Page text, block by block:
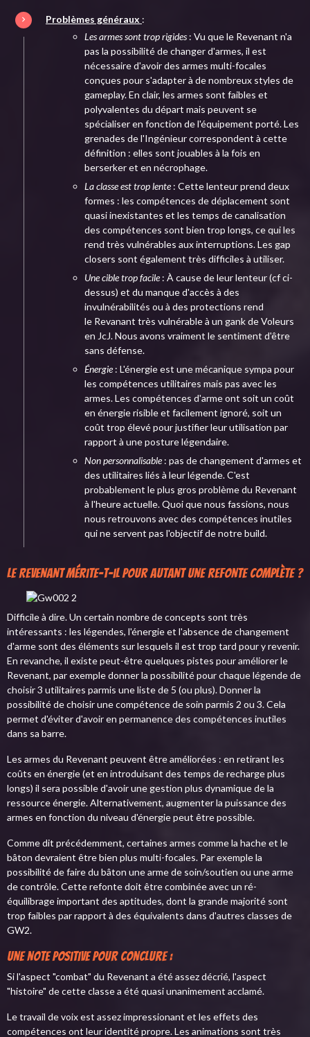
Problèmes généraux :
Les armes sont trop rigides : Vu que le Revenant n'a
pas la possibilité de changer d'armes, il est
nécessaire d'avoir des armes multi-focales
conçues pour s'adapter à de nombreux styles de
gameplay. En clair, les armes sont faibles et
polyvalentes du départ mais peuvent se
spécialiser en fonction de l'équipement porté. Les
grenades de l'Ingénieur correspondent à cette
définition : elles sont jouables à la fois en
berserker et en nécrophage.
La classe est trop lente: Cette lenteur prend deux
formes : les compétences de déplacement sont
quasi inexistantes et les temps de canalisation
des compétences sont bien trop longs, ce qui les
rend très vulnérables aux interruptions. Les gap
closers sont également très difficiles à utiliser.
Une cible trop facile: À cause de leur lenteur (cf ci-
dessus) et du manque d'accès à des
invulnérabilités ou à des protections rend
le Revanant très vulnérable à un gank de Voleurs
en JcJ. Nous avons vraiment le sentiment d'être
sans défense.
Énergie: L'énergie est une mécanique sympa pour
les compétences utilitaires mais pas avec les
armes. Les compétences d'arme ont soit un coût
en énergie risible et facilement ignoré, soit un
coût trop élevé pour justifier leur utilisation par
rapport à une posture légendaire.
Non personnalisable: pas de changement d'armes et
des utilitaires liés à leur légende. C'est
probablement le plus gros problème du Revenant
à l'heure actuelle. Quoi que nous fassions, nous
nous retrouvons avec des compétences inutiles
qui ne servent pas l'objectif de notre build.
Le Revenant mérite-t-il pour autant une refonte complète ?
Difficile à dire. Un certain nombre de concepts sont très
intéressants : les légendes, l'énergie et l'absence de changement
d'arme sont des éléments sur lesquels il est trop tard pour y revenir.
En revanche, il existe peut-être quelques pistes pour améliorer le
Revenant, par exemple donner la possibilité pour chaque légende de
choisir 3 utilitaires parmis une liste de 5 (ou plus). Donner la
possibilité de choisir une compétence de soin parmis 2 ou 3. Cela
permet d'éviter d'avoir en permanence des compétences inutiles
dans sa barre.
Les armes du Revenant peuvent être améliorées : en retirant les
coûts en énergie (et en introduisant des temps de recharge plus
longs) il sera possible d'avoir une gestion plus dynamique de la
ressource énergie. Alternativement, augmenter la puissance des
armes en fonction du niveau d'énergie peut être possible.
Comme dit précédemment, certaines armes comme la hache et le
bâton devraient être bien plus multi-focales. Par exemple la
possibilité de faire du bâton une arme de soin/soutien ou une arme
de contrôle. Cette refonte doit être combinée avec un ré-
équilibrage important des aptitudes, dont la grande majorité sont
trop faibles par rapport à des équivalents dans d'autres classes de
GW2.
Une note positive pour conclure :
Si l'aspect "combat" du Revenant a été assez décrié, l'aspect
"histoire" de cette classe a été quasi unanimement acclamé.
Le travail de voix est assez impressionant et les effets des
compétences ont leur identité propre. Les animations sont très